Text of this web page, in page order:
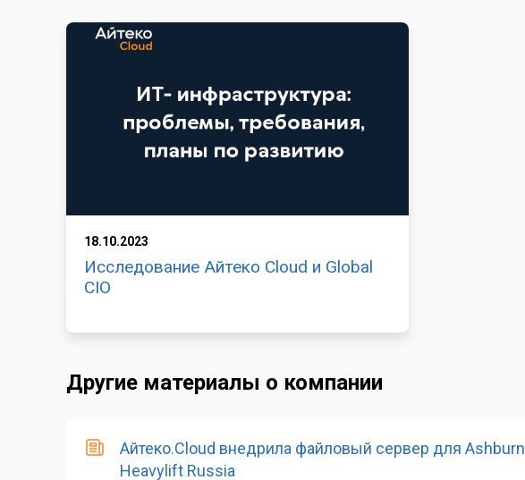
18.10.2023
Исследование Айтеко Cloud и Global
CIO
Другие материалы о компании
Айтеко.Cloud внедрила файловый сервер для Ashburn
Heavylift Russia